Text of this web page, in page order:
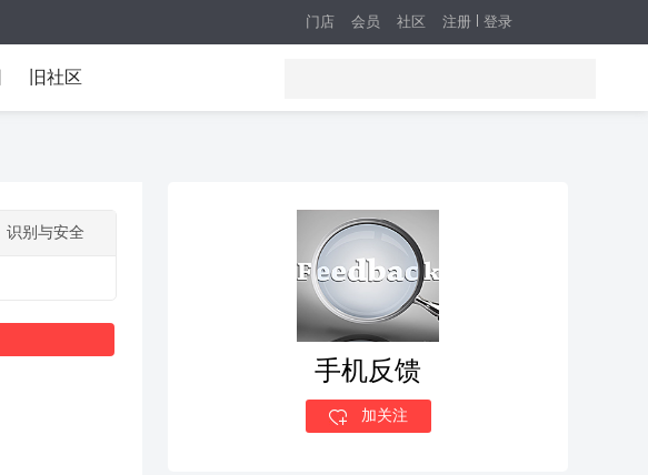
注册 登录
门店 会员 社区
旧社区
识别与安全
手机反馈
加关注